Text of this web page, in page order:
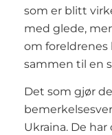
som er blitt
med glede,
om
sammen til en
Det som gjør
Ukraina. De